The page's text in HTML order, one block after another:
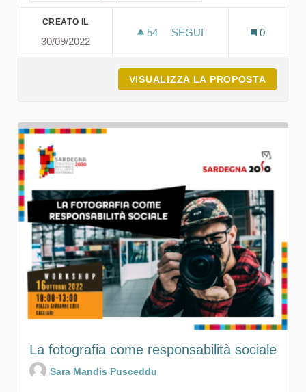
CREATO IL
30/09/2022
54 54 SOSTENITORI
SEGUI
0
VISUALIZZA LA PROPOSTA
La fotografia come responsabilità sociale
Sara Mandis Pusceddu